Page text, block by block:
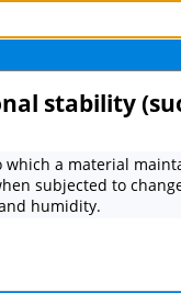
stability
which a material
subjected to
humidity.